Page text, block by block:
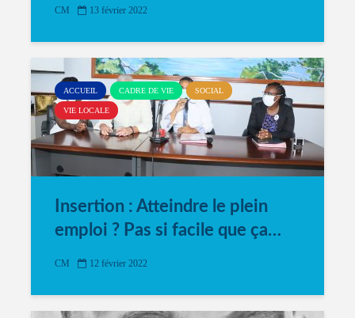
CM 13 février 2022
ACCUEIL CADRE DE VIE SOCIAL
VIE LOCALE
Insertion : Atteindre le plein
emploi ? Pas si facile que ça…
CM 12 février 2022